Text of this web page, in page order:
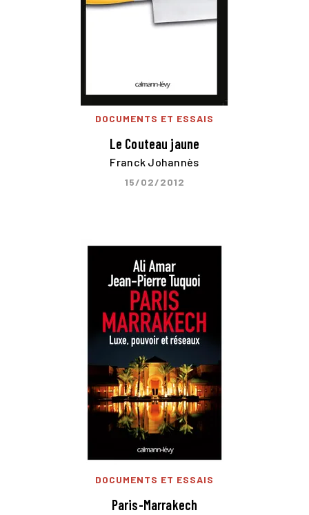
DOCUMENTS ET ESSAIS
Le Couteau jaune
Franck Johannès
15/02/2012
DOCUMENTS ET ESSAIS
Paris-Marrakech